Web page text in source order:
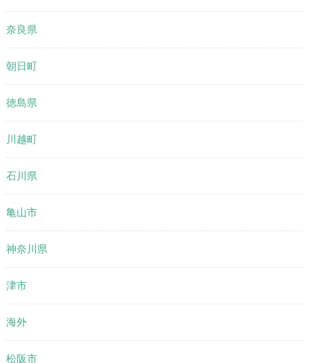
奈良県
朝日町
徳島県
川越町
石川県
亀山市
神奈川県
津市
海外
松阪市